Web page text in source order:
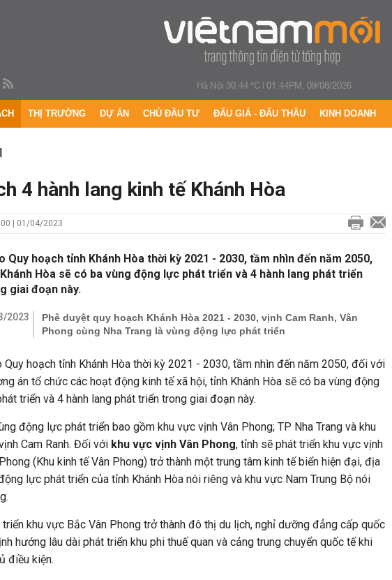
Hà Nội 30.44 °C|01:44PM, 09/08/2026
THỊ TRƯỜNG DỰ ÁN CHỦ ĐẦU TƯ ĐẤU GIÁ - ĐẤU THẦU KINH DOANH
4 hành lang kinh tế Khánh Hòa
| 01/04/2023
Quy hoạch tỉnh Khánh Hòa thời kỳ 2021 - 2030, tầm nhìn đến năm 2050,
Hòa sẽ có ba vùng động lực phát triển và 4 hành lang phát triển
giai đoạn này.
2023
Phê duyệt quy hoạch Khánh Hòa 2021 - 2030, vịnh Cam Ranh, Vân
Phong cùng Nha Trang là vùng động lực phát triển
Quy hoạch tỉnh Khánh Hòa thời kỳ 2021 - 2030, tầm nhìn đến năm 2050, đối với
án tổ chức các hoạt động kinh tế xã hội, tỉnh Khánh Hòa sẽ có ba vùng động
triển và 4 hành lang phát triển trong giai đoạn này.
động lực phát triển bao gồm khu vực vịnh Vân Phong; TP Nha Trang và khu
Cam Ranh. Đối với khu vực vịnh Vân Phong, tỉnh sẽ phát triển khu vực vịnh
(Khu kinh tế Vân Phong) trở thành một trung tâm kinh tế biển hiện đại, địa
lực phát triển của tỉnh Khánh Hòa nói riêng và khu vực Nam Trung Bộ nói
triển khu vực Bắc Vân Phong trở thành đô thị du lịch, nghỉ dưỡng đẳng cấp quốc
hướng lâu dài phát triển khu phi thuế quan và cảng trung chuyển quốc tế khi
điều kiện.